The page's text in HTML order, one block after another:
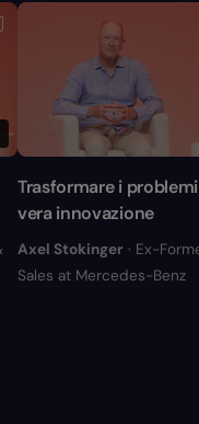
Trasformare i
vera innovazione
Axel Stokinger · Ex-
Sales at Mercedes-Benz